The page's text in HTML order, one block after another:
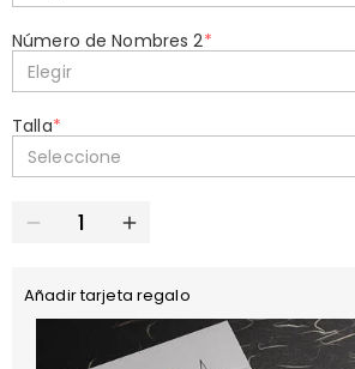
Número de Nombres 2*
Elegir
Talla*
Seleccione
Añadir tarjeta regalo